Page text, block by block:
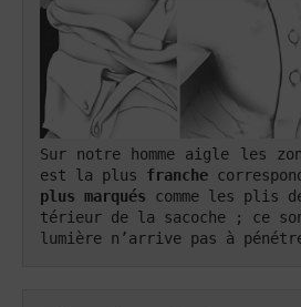
Sur notre homme aigle les
est la plus franche
plus marqués comme les plis
térieur de la sacoche ; ce
lumière n’arrive pas à